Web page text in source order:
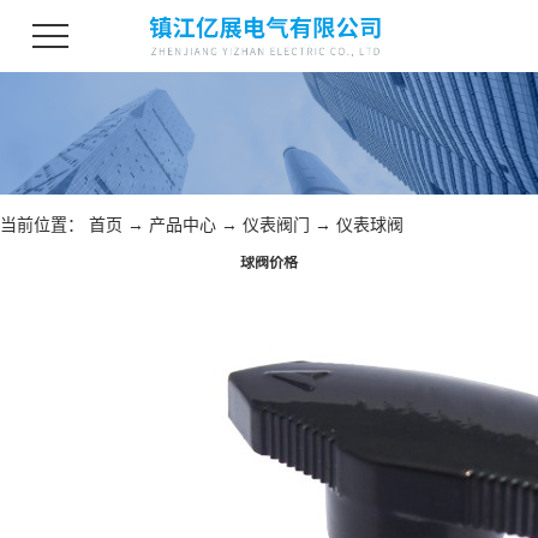
当前位置： 首页 → 产品中心 → 仪表阀门 → 仪表球阀
球阀价格